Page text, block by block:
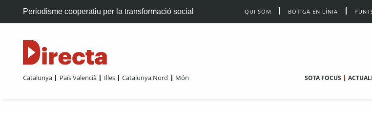
Periodisme cooperatiu per la transformació social QUI SOM BOTIGA EN LÍNIA
Catalunya País Valencià Illes Catalunya Nord Món SOTA FOCUS